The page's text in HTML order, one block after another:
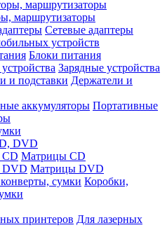
маршрутизаторы
Сетевые адаптеры
устройств
Блоки питания
Зарядные устройства
Держатели и
Портативные
DVD
Матрицы CD
Матрицы DVD
Коробки,
Для лазерных